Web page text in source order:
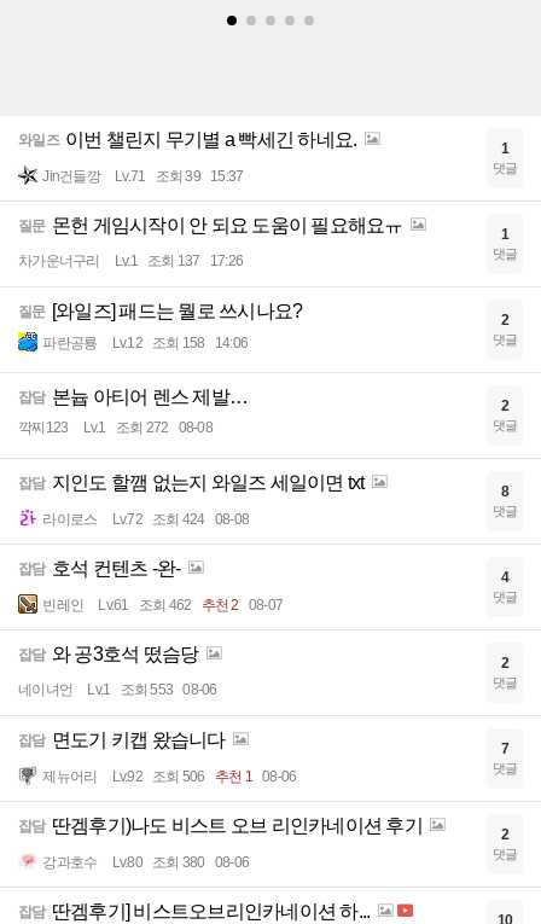
와일즈 이번 챌린지 무기별 a 빡세긴 하네요.
Jin건들깡 Lv.71 조회 39 15:37
1
댓글
질문 몬헌 게임시작이 안 되요 도움이 필요해요ㅠ
차가운너구리 Lv.1 조회 137 17:26
1
댓글
질문 [와일즈] 패드는 뭘로 쓰시나요?
파란공룡 Lv.12 조회 158 14:06
2
댓글
잡담 본늅 아티어 렌스 제발…
깍찌123 Lv.1 조회 272 08-08
2
댓글
잡담 지인도 할깸 없는지 와일즈 세일이면 txt
라이로스 Lv.72 조회 424 08-08
8
댓글
잡담 호석 컨텐츠 -완-
빈레인 Lv.61 조회 462 추천 2 08-07
4
댓글
잡담 와 공3호석 떴슴당
네이녀언 Lv.1 조회 553 08-06
2
댓글
잡담 면도기 키캡 왔습니다
제뉴어리 Lv.92 조회 506 추천 1 08-06
7
댓글
잡담 딴겜후기)나도 비스트 오브 리인카네이션 후기
강과호수 Lv.80 조회 380 08-06
2
댓글
잡담 딴겜후기] 비스트오브리인카네이션 하... 10